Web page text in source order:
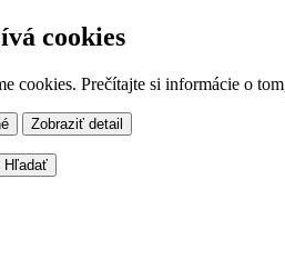
cookies
cookies. Prečítajte si informácie o
Zobraziť detail